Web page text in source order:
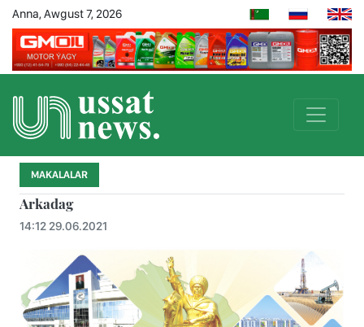
Anna, Awgust 7, 2026
MAKALALAR
Arkadag
14:12 29.06.2021